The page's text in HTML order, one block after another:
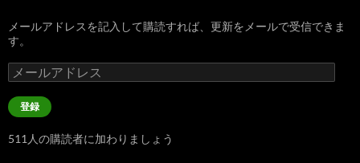
メールアドレスを記入して購読すれば、更新をメールで受信できま
す。
メ
ー
ル
ア
レ
登録
511人の購読者に加わりましょう